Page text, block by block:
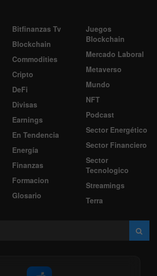
Bitfinanzas Tv
Blockchain
Commodities
Cripto
DeFi
Divisas
Earnings
En Tendencia
Energía
Finanzas
Formacion
Glosario
Juegos
Blockchain
Mercado Laboral
Metaverso
Mundo
NFT
Podcast
Sector Energético
Sector Financiero
Sector
Tecnologico
Streamings
Terra